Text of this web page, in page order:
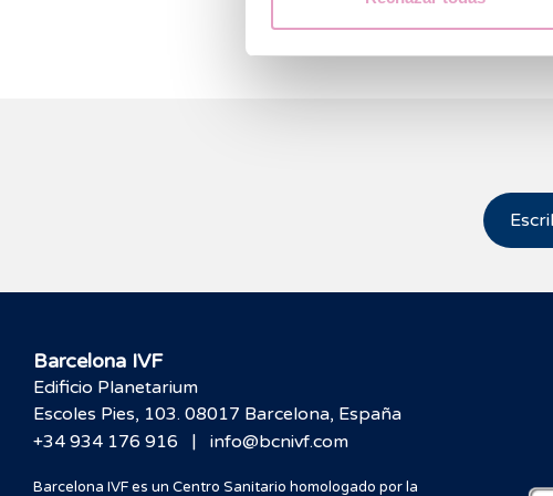
Barcelona IVF
Edificio Planetarium
Escoles Pies, 103. 08017 Barcelona, España
+34 934 176 916
| info@bcnivf.com
Barcelona IVF es un Centro Sanitario homologado por la